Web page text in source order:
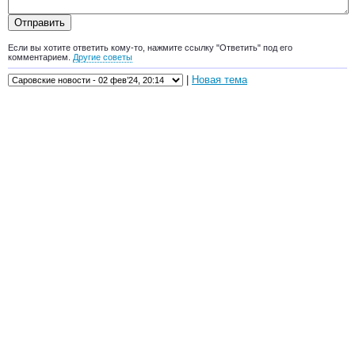
Если вы хотите ответить кому-то, нажмите ссылку "Ответить" под его
комментарием. Другие советы
Новая тема